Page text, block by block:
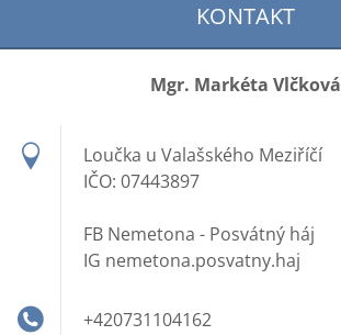
KONTAKT
Mgr. Markéta Vlčková
Loučka u Valašského Meziříčí
IČO: 07443897
FB Nemetona - Posvátný háj
IG nemetona.posvatny.haj
+420731104162